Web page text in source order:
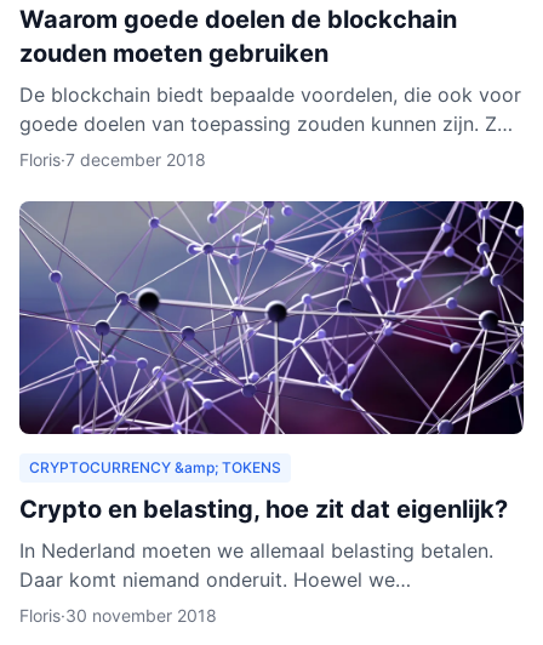
Waarom goede doelen de blockchain
zouden moeten gebruiken
De blockchain biedt bepaalde voordelen, die ook voor
goede doelen van toepassing zouden kunnen zijn. Zo
zouden organisaties ook een heel nieuw publiek
Floris·7 december 2018
CRYPTOCURRENCY &amp; TOKENS
Crypto en belasting, hoe zit dat eigenlijk?
In Nederland moeten we allemaal belasting betalen.
Daar komt niemand onderuit. Hoewel we
cryptocurrency vaak zien als virtueel geld, is het toch
Floris·30 november 2018